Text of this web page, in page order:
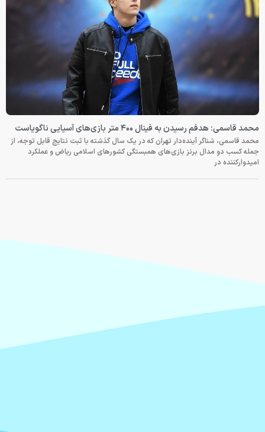
محمد قاسمی: هدفم رسیدن به فینال ۴۰۰ متر بازی‌های آسیایی ناگویاست
محمد قاسمی، شناگر آینده‌دار تهران که در یک سال گذشته با ثبت نتایج قابل توجه، از
جمله کسب دو مدال برنز بازی‌های همبستگی کشورهای اسلامی ریاض و عملکرد
امیدوارکننده در